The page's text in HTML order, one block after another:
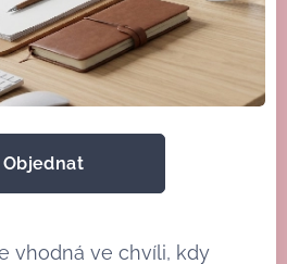
Objednat
vhodná ve chvíli, kdy